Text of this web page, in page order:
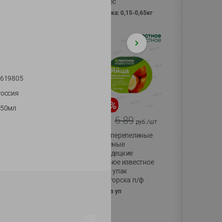
фасовка: 0,15-0,65кг
-17
%
6.89 руб./шт
Яйца перепелиные
копченые
Молодецкие
Местное известное
20 шт упак
Солигорска п/ф
20шт в уп